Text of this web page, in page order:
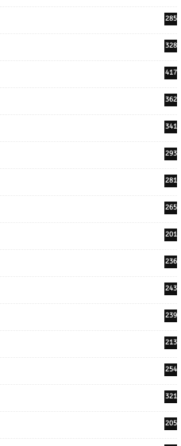
285
328
417
362
341
293
281
265
201
236
243
239
213
254
321
205